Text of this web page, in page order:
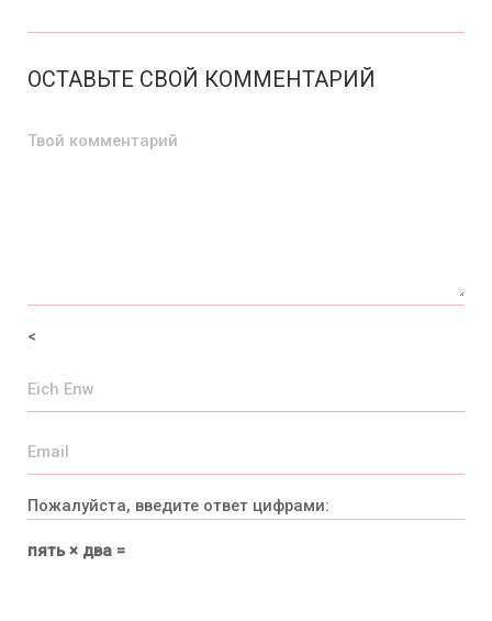
ОСТАВЬТЕ СВОЙ КОММЕНТАРИЙ
<
Пожалуйста, введите ответ цифрами:
пять × два =